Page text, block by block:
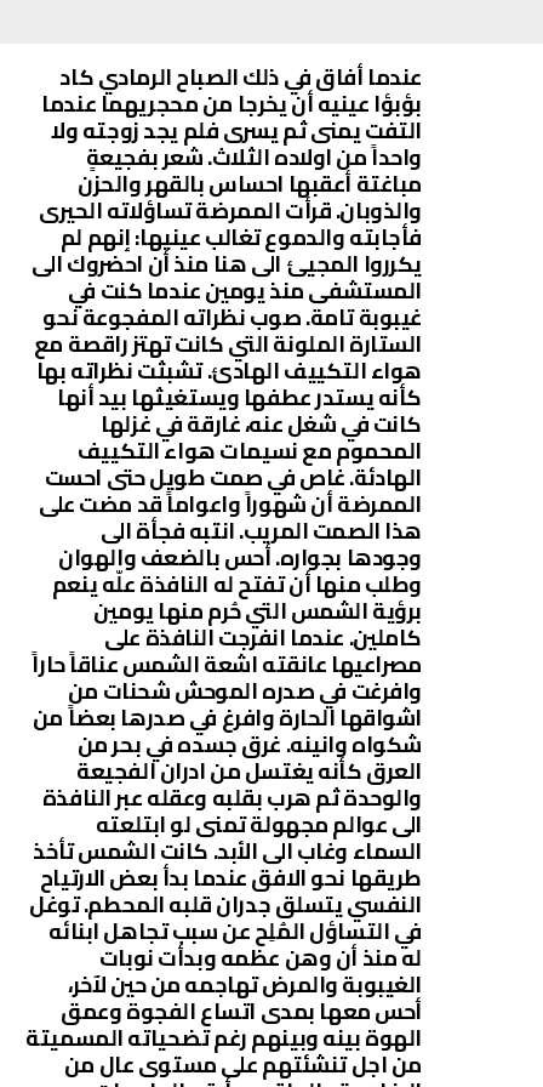
عندما أفاق في ذلك الصباح الرمادي كاد
بؤبؤا عينيه أن يخرجا من محجريهما عندما
التفت يمنى ثم يسرى فلم يجد زوجته ولا
واحداً من اولاده الثلاث. شعر بفجيعةٍ
مباغتة أعقبها احساس بالقهر والحزن
والذوبان. قرأت الممرضة تساؤلاته الحيرى
فأجابته والدموع تغالب عينيها: إنهم لم
يكرروا المجيئ الى هنا منذ أن احضروك الى
المستشفى منذ يومين عندما كنت في
غيبوبة تامة. صوب نظراته المفجوعة نحو
الستارة الملونة التي كانت تهتز راقصة مع
هواء التكييف الهادئ. تشبثت نظراته بها
كأنه يستدر عطفها ويستغيثها بيد أنها
كانت في شغل عنه، غارقة في غزلها
المحموم مع نسيمات هواء التكييف
الهادئة. غاص في صمت طويل حتى احست
الممرضة أن شهوراً واعواماً قد مضت على
هذا الصمت المريب. انتبه فجأة الى
وجودها بجواره. أحس بالضعف والهوان
وطلب منها أن تفتح له النافذة علّه ينعم
برؤية الشمس التي حُرم منها يومين
كاملين. عندما انفرجت النافذة على
مصراعيها عانقته اشعة الشمس عناقاً حاراً
وافرغت في صدره الموحش شحنات من
اشواقها الحارة وافرغ في صدرها بعضاً من
شكواه وانينه. غرق جسده في بحر من
العرق كأنه يغتسل من ادران الفجيعة
والوحدة ثم هرب بقلبه وعقله عبر النافذة
الى عوالم مجهولة تمنى لو ابتلعته
السماء وغاب الى الأبد. كانت الشمس تأخذ
طريقها نحو الافق عندما بدأ بعض الارتياح
النفسي يتسلق جدران قلبه المحطم. توغل
في التساؤل المُلِح عن سبب تجاهل ابنائه
له منذ أن وهن عظمه وبدأت نوبات
الغيبوبة والمرض تهاجمه من حين لآخر،
أحس معها بمدى اتساع الفجوة وعمق
الهوة بينه وبينهم رغم تضحياته المسميتة
من اجل تنشئتهم على مستوى عال من